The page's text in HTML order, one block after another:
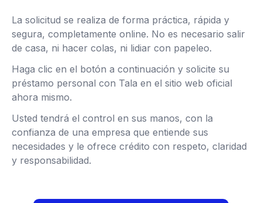
La solicitud se realiza de forma práctica, rápida y
segura, completamente online. No es necesario salir
de casa, ni hacer colas, ni lidiar con papeleo.
Haga clic en el botón a continuación y solicite su
préstamo personal con Tala en el sitio web oficial
ahora mismo.
Usted tendrá el control en sus manos, con la
confianza de una empresa que entiende sus
necesidades y le ofrece crédito con respeto, claridad
y responsabilidad.